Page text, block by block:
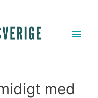
med